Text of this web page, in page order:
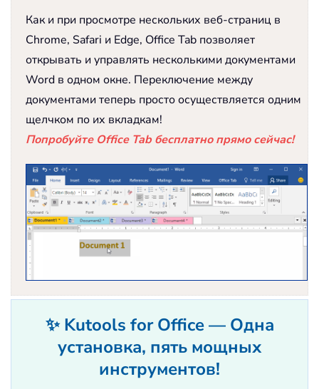
Как и при просмотре нескольких веб-страниц в
Chrome, Safari и Edge, Office Tab позволяет
открывать и управлять несколькими документами
Word в одном окне. Переключение между
документами теперь просто осуществляется одним
щелчком по их вкладкам!
Попробуйте Office Tab бесплатно прямо сейчас!
✨ Kutools for Office — Одна
установка, пять мощных
инструментов!